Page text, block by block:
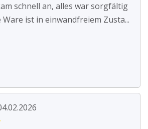
schnell an, alles war sorgfältig
ist in einwandfreiem Zusta...